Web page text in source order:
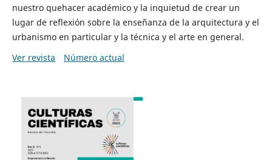
nuestro quehacer académico y la inquietud de crear un
lugar de reflexión sobre la enseñanza de la arquitectura y el
urbanismo en particular y la técnica y el arte en general.
Ver revista
Número actual